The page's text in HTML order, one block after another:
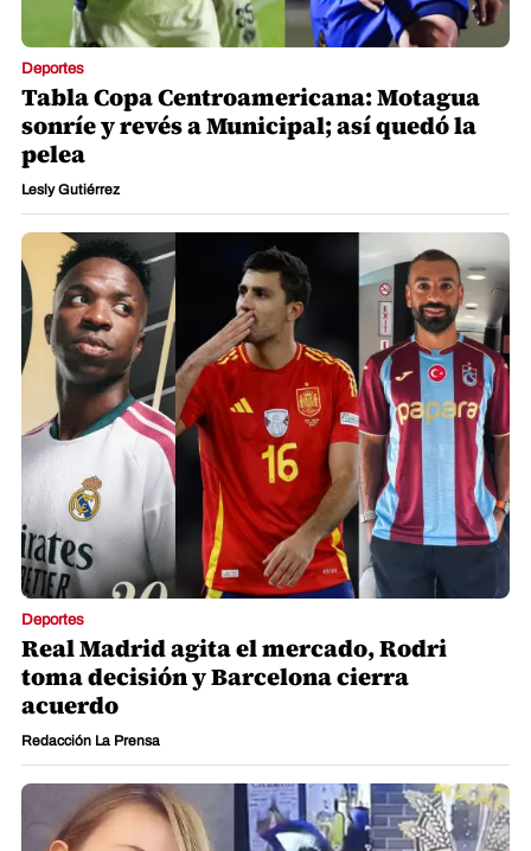
Deportes
Tabla Copa Centroamericana: Motagua
sonríe y revés a Municipal; así quedó la
pelea
Lesly Gutiérrez
Deportes
Real Madrid agita el mercado, Rodri
toma decisión y Barcelona cierra
acuerdo
Redacción La Prensa